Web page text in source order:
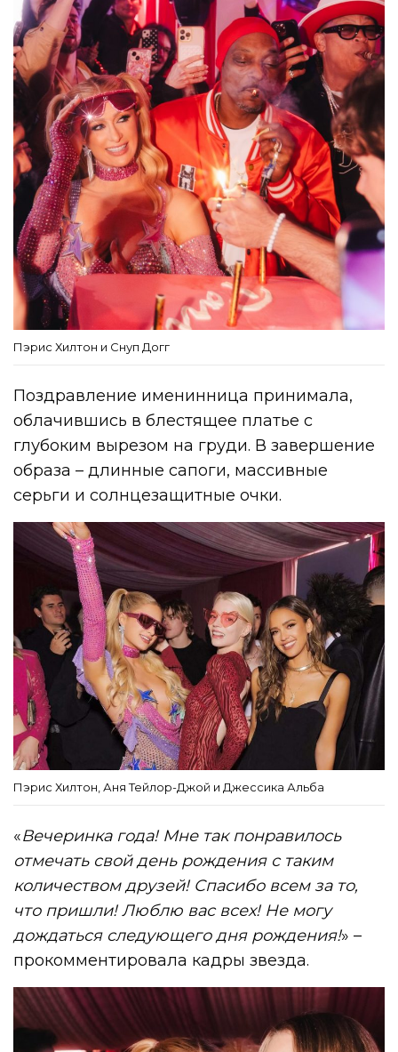
Пэрис Хилтон и Снуп Догг
Поздравление именинница принимала,
облачившись в блестящее платье с
глубоким вырезом на груди. В завершение
образа – длинные сапоги, массивные
серьги и солнцезащитные очки.
Пэрис Хилтон, Аня Тейлор-Джой и Джессика Альба
«Вечеринка года! Мне так понравилось
отмечатьсвой день рождения с таким
количеством друзей! Спасибо всем за то,
что пришли! Люблю вас всех! Не могу
дождаться следующегодня рождения!» –
прокомментировала кадры звезда.